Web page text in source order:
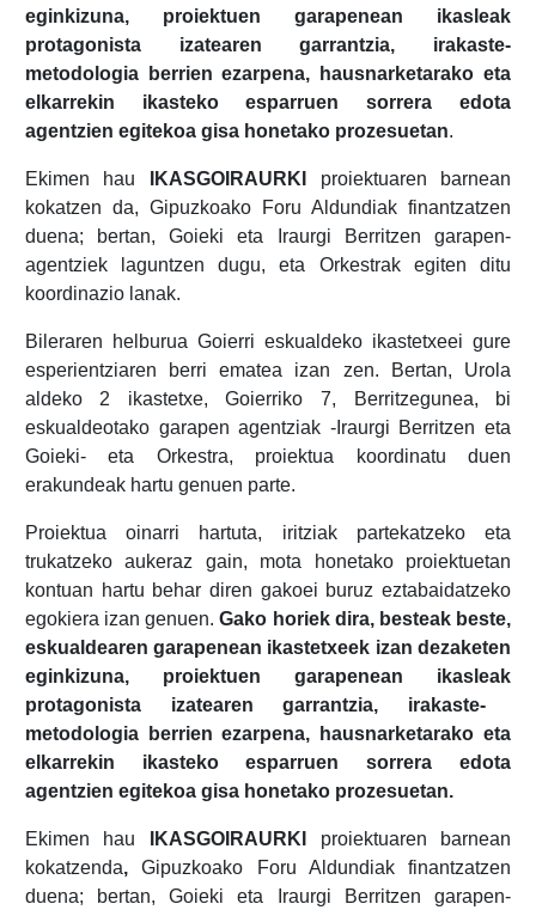
eginkizuna, proiektuen garapenean ikasleak
protagonista izatearen garrantzia, irakaste-
metodologia berrien ezarpena, hausnarketarako eta
elkarrekin ikasteko esparruen sorrera edota
agentzien egitekoa gisa honetako prozesuetan.
Ekimen hau IKASGOIRAURKI
proiektuaren barnean
kokatzen da, Gipuzkoako Foru Aldundiak finantzatzen
duena; bertan, Goieki eta Iraurgi Berritzen garapen-
agentziek laguntzen dugu, eta Orkestrak egiten ditu
koordinazio lanak.
Bileraren helburua Goierri eskualdeko ikastetxeei gure
esperientziaren berri ematea izan zen. Bertan, Urola
aldeko 2 ikastetxe, Goierriko 7, Berritzegunea, bi
eskualdeotako garapen agentziak -Iraurgi Berritzen eta
Goieki- eta Orkestra, proiektua koordinatu duen
erakundeak hartu genuen parte.
Proiektua oinarri hartuta, iritziak partekatzeko eta
trukatzeko aukeraz gain, mota honetako proiektuetan
kontuan hartu behar diren gakoei buruz eztabaidatzeko
egokiera izan genuen.Gako horiek dira, besteak beste,
eskualdearen garapenean ikastetxeek izan dezaketen
eginkizuna, proiektuen garapenean ikasleak
protagonista izatearen garrantzia, irakaste-
metodologia berrien ezarpena, hausnarketarako eta
elkarrekin ikasteko esparruen sorrera edota
agentzien egitekoa gisa honetako prozesuetan.
Ekimen hau IKASGOIRAURKI proiektuaren barnean
kokatzenda,Gipuzkoako Foru Aldundiak finantzatzen
duena; bertan, Goieki eta Iraurgi Berritzen garapen-